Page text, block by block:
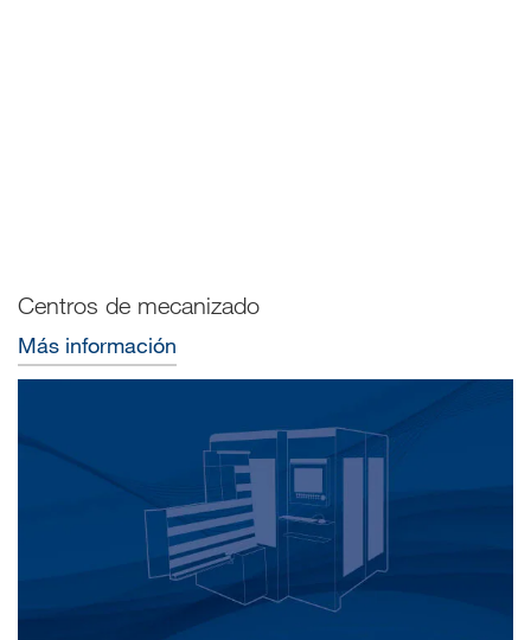
Centros de mecanizado
Más información